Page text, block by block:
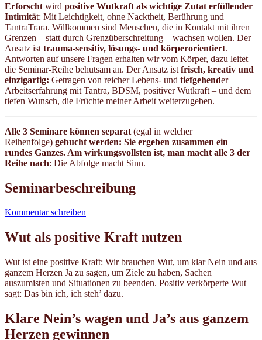
Erforscht wird positive Wutkraft als wichtige Zutat erfüllender
Intimität: Mit Leichtigkeit, ohne Nacktheit, Berührung und
TantraTrara. Willkommen sind Menschen, die in Kontakt mit ihren
Grenzen – statt durch Grenzüberschreitung – wachsen wollen. Der
Ansatz ist trauma-sensitiv, lösungs- und körperorientiert.
Antworten auf unsere Fragen erhalten wir vom Körper, dazu leitet
die Seminar-Reihe behutsam an. Der Ansatz ist frisch, kreativ und
einzigartig: Getragen von reicher Lebens- und tiefgehender
Arbeitserfahrung mit Tantra, BDSM, positiver Wutkraft – und dem
tiefen Wunsch, die Früchte meiner Arbeit weiterzugeben.
Alle 3 Seminare können separat (egal in welcher
Reihenfolge) gebucht werden: Sie ergeben zusammen ein
rundes Ganzes. Am wirkungsvollsten ist, man macht alle 3 der
Reihe nach: Die Abfolge macht Sinn.
Seminarbeschreibung
Kommentar schreiben
Wut als positive Kraft nutzen
Wut ist eine positive Kraft: Wir brauchen Wut, um klar Nein und aus
ganzem Herzen Ja zu sagen, um Ziele zu haben, Sachen
auszumisten und Situationen zu beenden. Positiv verkörperte Wut
sagt: Das bin ich, ich steh’ dazu.
Klare Nein’s wagen und Ja’s aus ganzem
Herzen gewinnen